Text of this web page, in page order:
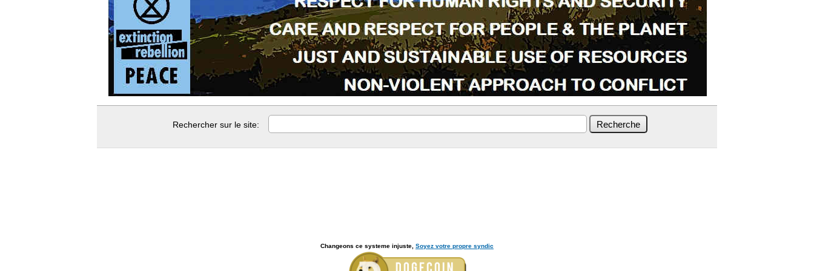
Rechercher sur le site:
Changeons ce systeme injuste, Soyez votre propre syndic